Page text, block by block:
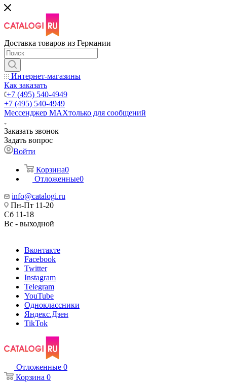
Доставка товаров из Германии
Интернет-магазины
Как заказать
+7 (495) 540-4949
+7 (495) 540-4949
Мессенджер МАХтолько для сообщений
Заказать звонок
Задать вопрос
Войти
Корзина0
Отложенные0
info@catalogi.ru
Пн-Пт 11-20
Сб 11-18
Вс - выходной
Вконтакте
Facebook
Twitter
Instagram
Telegram
YouTube
Одноклассники
Яндекс.Дзен
TikTok
Отложенные 0
Корзина 0